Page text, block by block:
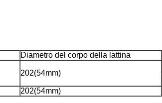
Diametro del corpo della lattina
202(54mm)
202(54mm)